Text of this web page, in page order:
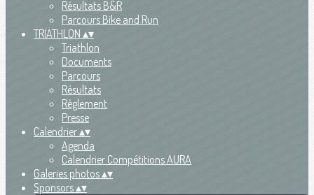
Résultats B&R
Parcours Bike and Run
TRIATHLON ▴▾
Triathlon
Documents
Parcours
Résultats
Règlement
Presse
Calendrier▴▾
Agenda
Calendrier Compétitions AURA
Galeries photos▴▾
Sponsors▴▾